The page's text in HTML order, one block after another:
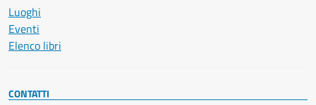
Luoghi
Eventi
Elenco libri
CONTATTI